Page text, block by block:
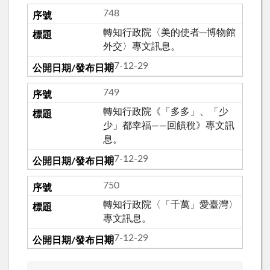
748
轉知行政院〈美的使者─博物館
外交〉專文訊息。
107-12-29
749
轉知行政院《「多多」、「少
少」都幸福——回饋稅》專文訊
息。
107-12-29
750
轉知行政院〈「千萬」愛臺灣〉
專文訊息。
107-12-29